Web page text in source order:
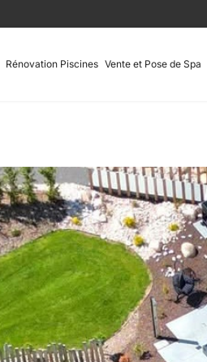
Rénovation Piscines Vente et Pose de Spa